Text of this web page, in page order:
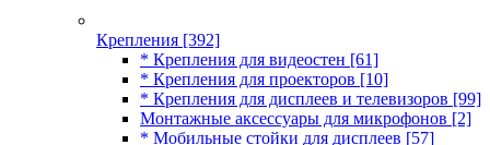
Крепления [392]
* Крепления для видеостен [61]
* Крепления для проекторов [10]
* Крепления для дисплеев и телевизоров [99]
Монтажные аксессуары для микрофонов [2]
* Мобильные стойки для дисплеев [57]